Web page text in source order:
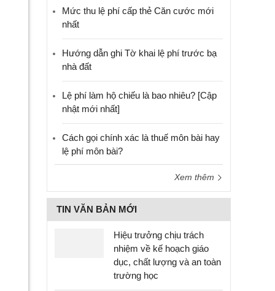
Mức thu lệ phí cấp thẻ Căn cước mới
nhất
Hướng dẫn ghi Tờ khai lệ phí trước bạ
nhà đất
Lệ phí làm hộ chiếu là bao nhiêu? [Cập
nhật mới nhất]
Cách gọi chính xác là thuế môn bài hay
lệ phí môn bài?
Xem thêm
TIN VĂN BẢN MỚI
Hiệu trưởng chịu trách
nhiệm về kế hoạch giáo
dục, chất lượng và an toàn
trường học